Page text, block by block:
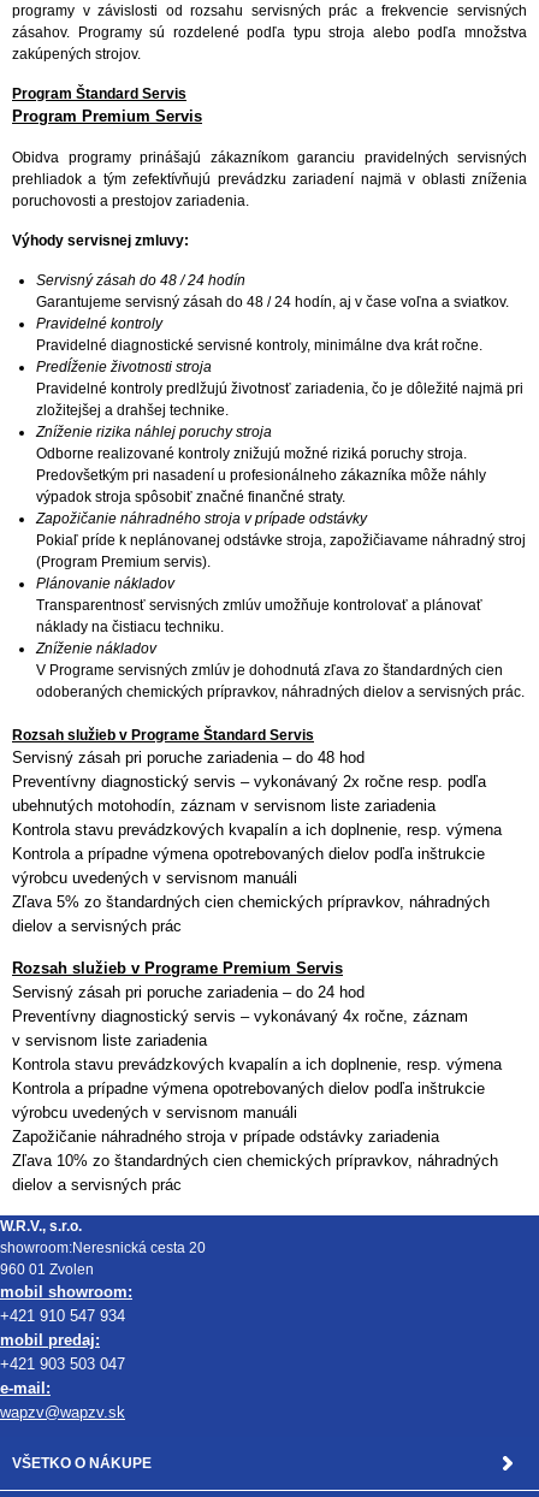
programy v závislosti od rozsahu servisných prác a frekvencie servisných
zásahov. Programy sú rozdelené podľa typu stroja alebo podľa množstva
zakúpených strojov.
Program Štandard Servis
Program Premium Servis
Obidva programy prinášajú zákazníkom garanciu pravidelných servisných
prehliadok a tým zefektívňujú prevádzku zariadení najmä v oblasti zníženia
poruchovosti a prestojov zariadenia.
Výhody servisnej zmluvy:
Servisný zásah do 48 / 24 hodín
Garantujeme servisný zásah do 48 / 24 hodín, aj v čase voľna a sviatkov.
Pravidelné kontroly
Pravidelné diagnostické servisné kontroly, minimálne dva krát ročne.
Predĺženie životnosti stroja
Pravidelné kontroly predlžujú životnosť zariadenia, čo je dôležité najmä pri
zložitejšej a drahšej technike.
Zníženie rizika náhlej poruchy stroja
Odborne realizované kontroly znižujú možné riziká poruchy stroja.
Predovšetkým pri nasadení u profesionálneho zákazníka môže náhly
výpadok stroja spôsobiť značné finančné straty.
Zapožičanie náhradného stroja v prípade odstávky
Pokiaľ príde k neplánovanej odstávke stroja, zapožičiavame náhradný stroj
(Program Premium servis).
Plánovanie nákladov
Transparentnosť servisných zmlúv umožňuje kontrolovať a plánovať
náklady na čistiacu techniku.
Zníženie nákladov
V Programe servisných zmlúv je dohodnutá zľava zo štandardných cien
odoberaných chemických prípravkov, náhradných dielov a servisných prác.
Rozsah služieb v Programe Štandard Servis
Servisný zásah pri poruche zariadenia – do 48 hod
Preventívny diagnostický servis – vykonávaný 2x ročne resp. podľa
ubehnutých motohodín, záznam v servisnom liste zariadenia
Kontrola stavu prevádzkových kvapalín a ich doplnenie, resp. výmena
Kontrola a prípadne výmena opotrebovaných dielov podľa inštrukcie
výrobcu uvedených v servisnom manuáli
Zľava 5% zo štandardných cien chemických prípravkov, náhradných
dielov a servisných prác
Rozsah služieb v Programe Premium Servis
Servisný zásah pri poruche zariadenia – do 24 hod
Preventívny diagnostický servis – vykonávaný 4x ročne, záznam
v servisnom liste zariadenia
Kontrola stavu prevádzkových kvapalín a ich doplnenie, resp. výmena
Kontrola a prípadne výmena opotrebovaných dielov podľa inštrukcie
výrobcu uvedených v servisnom manuáli
Zapožičanie náhradného stroja v prípade odstávky zariadenia
Zľava 10% zo štandardných cien chemických prípravkov, náhradných
dielov a servisných prác
W.R.V., s.r.o.
showroom:Neresnická cesta 20
960 01 Zvolen
mobil showroom:
+421 910 547 934
mobil predaj:
+421 903 503 047
e-mail:
wapzv@wapzv.sk
VŠETKO O NÁKUPE